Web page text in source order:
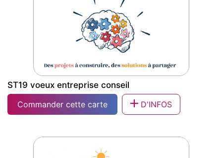
ST19 voeux entreprise conseil
Commander cette carte
D'INFOS